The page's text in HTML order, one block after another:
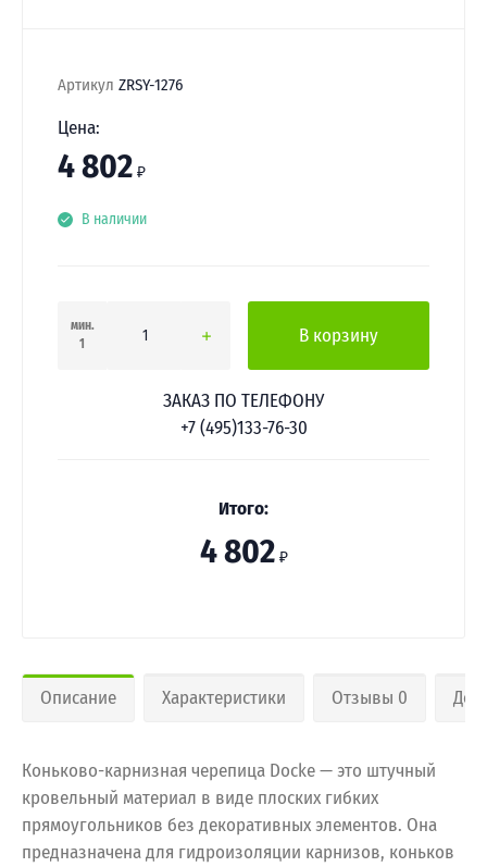
Артикул ZRSY-1276
Цена:
4 802 ₽
В наличии
мин.
1
В корзину
ЗАКАЗ ПО ТЕЛЕФОНУ
+7 (495)133-76-30
Итого:
4 802 ₽
Описание Характеристики Отзывы 0
Коньково-карнизная черепица Docke — это штучный
кровельный материал в виде плоских гибких
прямоугольников без декоративных элементов. Она
предназначена для гидроизоляции карнизов, коньков